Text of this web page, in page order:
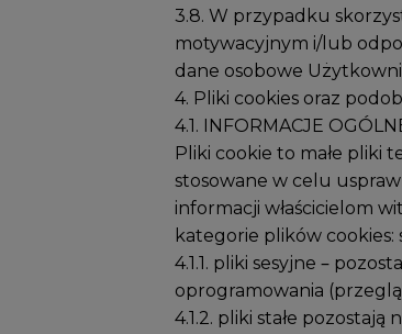
3.8. W przypadku
motywacyjnym i/lub
dane osobowe
4. Pliki cookies oraz
4.1. INFORMACJE
Pliki cookie to małe pliki
stosowane w celu
informacji właścicielom
kategorie plików cookies:
4.1.1. pliki sesyjne –
oprogramowania
4.1.2. pliki stałe